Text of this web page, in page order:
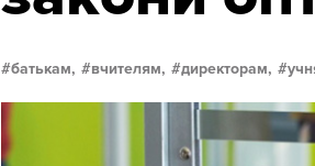
батькам, вчителям, директорам,